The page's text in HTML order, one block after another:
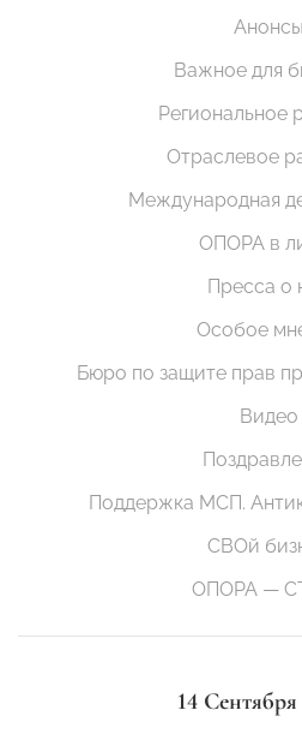
Анонсы
Важное для
Региональное
Отраслевое
Международная
ОПОРА в
Пресса о
Особое
Бюро по защите прав
Видео
Поддержка МСП.
СВОй
ОПОРА —
14